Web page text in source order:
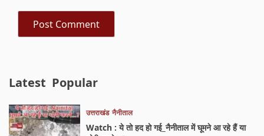
Latest Popular
उत्तराखंड नैनीताल
Watch : ये तो हद हो गई_नैनीताल में घूमने आ रहे हैं या